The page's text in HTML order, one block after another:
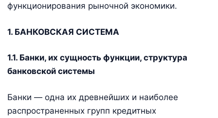
функционирования рыночной экономики.
1. БАНКОВСКАЯ СИСТЕМА
1.1. Банки, их сущность функции, структура
банковской системы
Банки — одна их древнейших и наиболее
распространенных групп кредитных